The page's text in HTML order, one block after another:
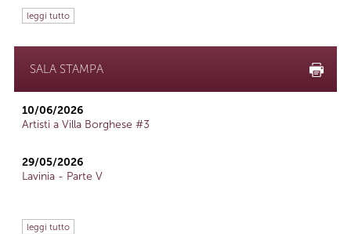
leggi tutto
SALA STAMPA
10/06/2026
Artisti a Villa Borghese #3
29/05/2026
Lavinia - Parte V
leggi tutto